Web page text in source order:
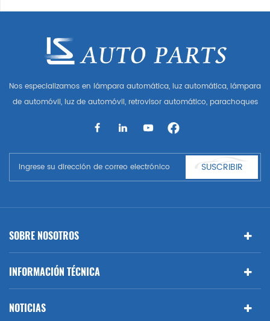
Nos especializamos en lámpara automática, luz automática, lámpara
de automóvil, luz de automóvil, retrovisor automático, parachoques
automático, parte del cuerpo automática, etc. y accesorios de
Benz, BMW
SUSCRIBIR
SOBRE NOSOTROS
INFORMACIÓN TÉCNICA
NOTICIAS